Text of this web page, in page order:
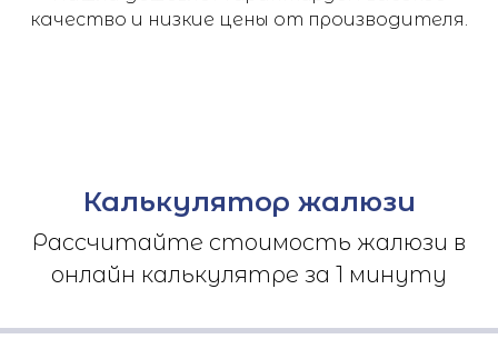
качество и низкие цены от производителя.
Калькулятор жалюзи
Рассчитайте стоимость жалюзи в
онлайн калькулятре за 1 минуту